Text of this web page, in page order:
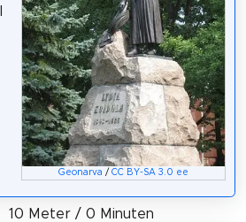
Geonarva /CC BY-SA 3.0 ee
10 Meter / 0 Minuten